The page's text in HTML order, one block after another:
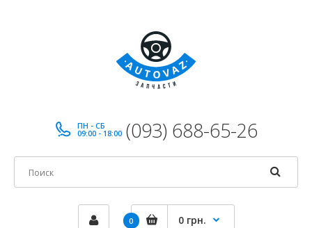
ПН - СБ
09:00 - 18:00 (093) 688-65-26
0 0 грн.